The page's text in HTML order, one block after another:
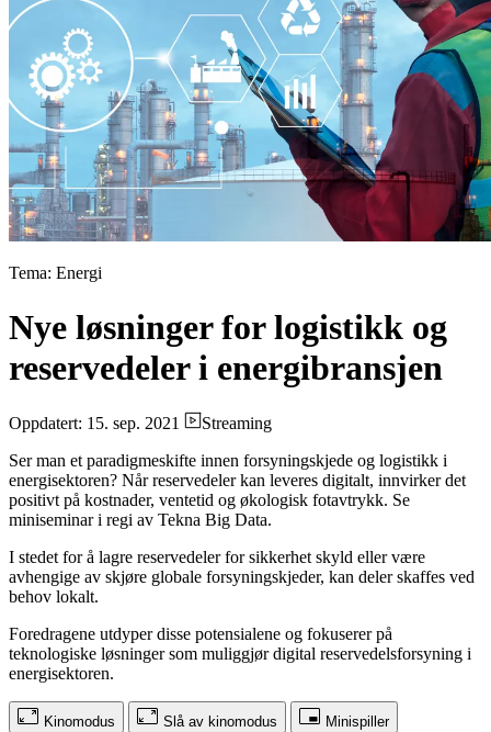
Tema: Energi
Nye løsninger for logistikk og
reservedeler i energibransjen
Oppdatert: 15. sep. 2021
Streaming
Ser man et paradigmeskifte innen forsyningskjede og logistikk i
energisektoren? Når reservedeler kan leveres digitalt, innvirker det
positivt på kostnader, ventetid og økologisk fotavtrykk. Se
miniseminar i regi av Tekna Big Data.
I stedet for å lagre reservedeler for sikkerhet skyld eller være
avhengige av skjøre globale forsyningskjeder, kan deler skaffes ved
behov lokalt.
Foredragene utdyper disse potensialene og fokuserer på
teknologiske løsninger som muliggjør digital reservedelsforsyning i
energisektoren.
Kinomodus Slå av kinomodus Minispiller